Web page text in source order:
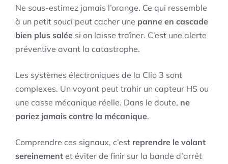
Ne sous-estimez jamais l’orange. Ce qui ressemble
à un petit souci peut cacher une panne en cascade
bien plus salée si on laisse traîner. C’est une alerte
préventive avant la catastrophe.
Les systèmes électroniques de la Clio 3 sont
complexes. Un voyant peut trahir un capteur HS ou
une casse mécanique réelle. Dans le doute, ne
pariez jamais contre la mécanique.
Comprendre ces signaux, c’est reprendre le volant
sereinement et éviter de finir sur la bande d’arrêt